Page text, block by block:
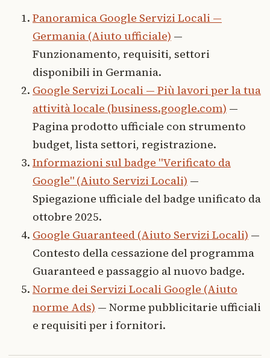
Panoramica Google Servizi Locali —
Germania (Aiuto ufficiale) —
Funzionamento, requisiti, settori
disponibili in Germania.
Google Servizi Locali — Più lavori per la tua
attività locale (business.google.com) —
Pagina prodotto ufficiale con strumento
budget, lista settori, registrazione.
Informazioni sul badge "Verificato da
Google" (Aiuto Servizi Locali) —
Spiegazione ufficiale del badge unificato da
ottobre 2025.
Google Guaranteed (Aiuto Servizi Locali) —
Contesto della cessazione del programma
Guaranteed e passaggio al nuovo badge.
Norme dei Servizi Locali Google (Aiuto
norme Ads) — Norme pubblicitarie ufficiali
e requisiti per i fornitori.